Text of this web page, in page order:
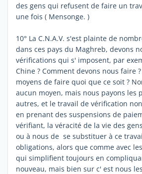
des gens qui refusent de faire un
une fois ( Mensonge. )
10° La C.N.A.V. s'est plainte de
dans ces pays du Maghreb, devons
vérifications qui s' imposent, par
Chine ? Comment devons nous faire
moyens de faire quoi que ce soit ?
aucun moyen, mais nous payons les
autres, et le travail de vérification
en prenant des suspensions de
vérifiant, la véracité de la vie des
ou à nous de se substituer à ce
obligations, alors que comme avec
qui simplifient toujours en
nouveau, mais bien sur c' est nous